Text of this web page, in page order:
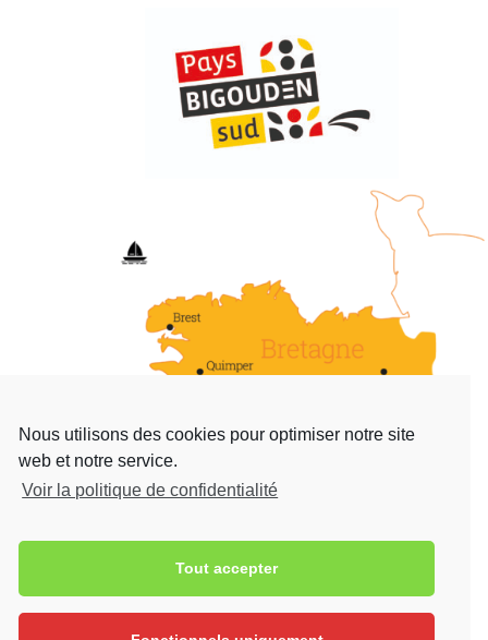

17 Rue Raymonde-Folgoas-Guillou 29120
Pont-l'Abbé
Nous utilisons des cookies pour optimiser notre site
web et notre service.
Voir la politique de confidentialité
Tout accepter